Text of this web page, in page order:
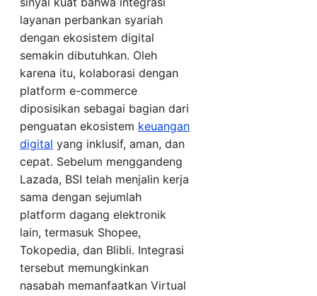
layanan perbankan syariah
dengan ekosistem digital
semakin dibutuhkan. Oleh
karena itu, kolaborasi dengan
platform e-commerce
diposisikan sebagai bagian dari
penguatan ekosistem keuangan
digital yang inklusif, aman, dan
cepat. Sebelum menggandeng
Lazada, BSI telah menjalin kerja
sama dengan sejumlah
platform dagang elektronik
lain, termasuk Shopee,
Tokopedia, dan Blibli. Integrasi
tersebut memungkinkan
nasabah memanfaatkan Virtual